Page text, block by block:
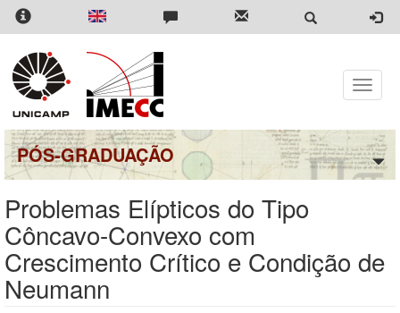
Pular
para
conteúdo
principal
Toggle
PÓS-GRADUAÇÃO
Problemas Elípticos do Tipo
Côncavo-Convexo com
Crescimento Crítico e Condição de
Neumann